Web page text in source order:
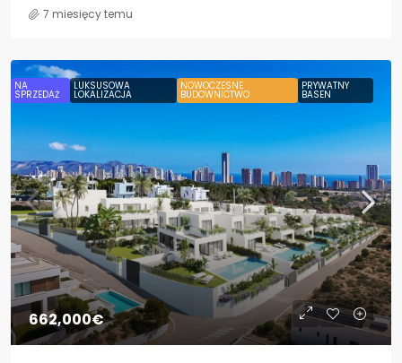
7 miesięcy temu
NA
SPRZEDAŻ
LUKSUSOWA
LOKALIZACJA
NOWOCZESNE
BUDOWNICTWO
PRYWATNY
BASEN
662,000€